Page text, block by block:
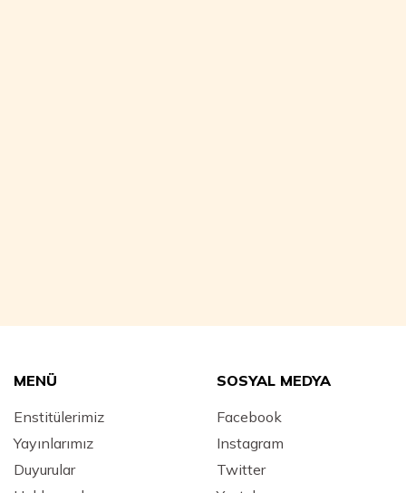
MENÜ
Enstitülerimiz
Yayınlarımız
Duyurular
SOSYAL MEDYA
Facebook
Instagram
Twitter